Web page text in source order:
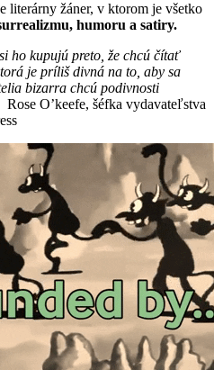
literárny žáner, v ktorom je všetko
humoru a satiry.
ho kupujú preto, že chcú čítať
je príliš divná na to, aby sa
bizarra chcú podivnosti
Rose O’keefe, šéfka vydavateľstva